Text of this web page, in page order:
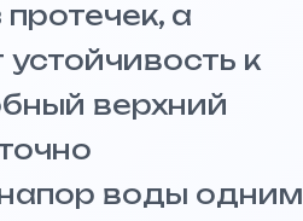
а
к
верхний
воды одним